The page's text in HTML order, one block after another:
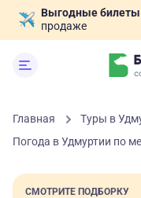
Выгодные билеты
продаже
Главная
Туры в
Погода в Удмуртии по
СМОТРИТЕ ПОДБОРКУ